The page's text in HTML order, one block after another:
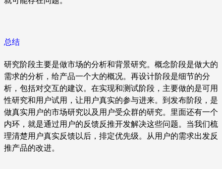
总结
研究阶段主要是做市场的分析和背景研究。概念阶段是做大的
需求的分析，给产品一个大的概况。再设计阶段是细节的分
析，包括对交互的建议。在实现和测试阶段，主要做的是可用
性研究和用户试用，让用户真实的参与进来。到发布阶段，是
做真实用户的市场研究以及用户受众群的研究。里面还有一个
内环，就是通过用户的反馈反推开发解决这些问题。当我们梳
理清楚用户真实反馈以后，排定优先级。从用户的需求出发反
推产品的改进。